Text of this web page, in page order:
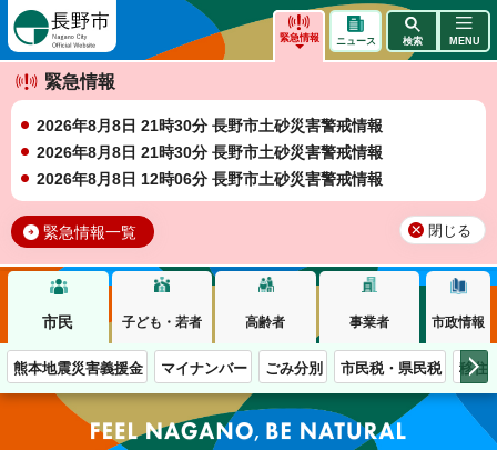
緊急情報
緊急情報
2026年8月8日 21時30分 長野市土砂災害警戒情報
2026年8月8日 21時30分 長野市土砂災害警戒情報
2026年8月8日 12時06分 長野市土砂災害警戒情報
緊急情報一覧 閉じる
ニュース 検索 MENU
市民 子ども・若者 高齢者 事業者 市政情報
熊本地震災害義援金 マイナンバー ごみ分別 市民税・県民税 移住
この街で、わたしらしく生きる。長野市